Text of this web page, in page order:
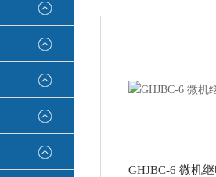
GHJBC-6 微机